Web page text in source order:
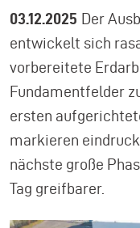
03.12.2025 Der
entwickelt sich
vorbereitete
Fundamentfelder
ersten
markieren
nächste große
Tag greifbarer.